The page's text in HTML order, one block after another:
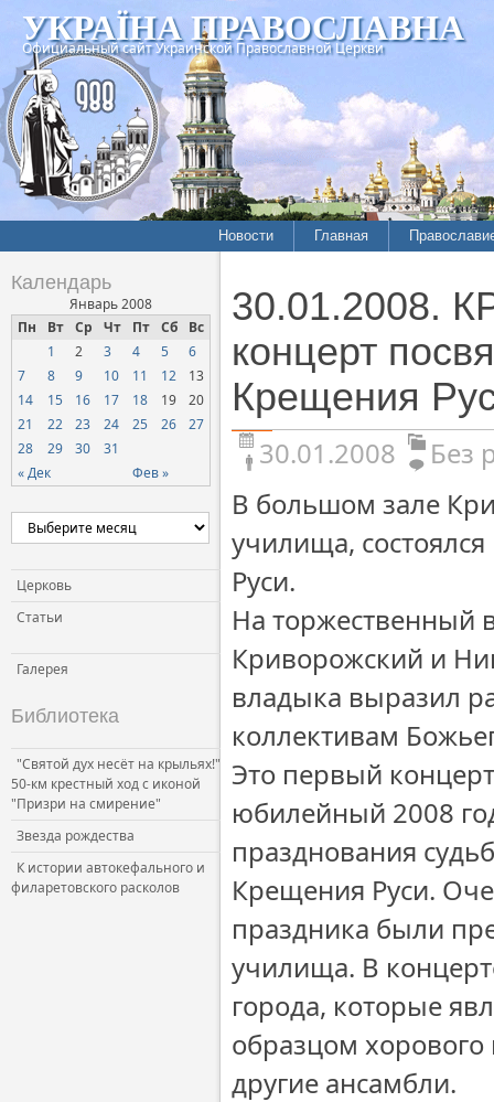
УКРАЇНА ПРАВОСЛАВНА
Официальный сайт Украинской Православной Церкви
Новости Главная
Календарь
Январь 2008
Пн
Вт Ср Чт Пт Сб Вс
« Дек Фев »
1 2 3 4 5
6
7
8 9 10 11 12
13
14
15 16 17 18 19
20
21
22 23 24 25 26
27
28
29 30 31
Церковь
Статьи
Галерея
Библиотека
"Святой дух несёт на крыльях!"
50-км крестный ход с иконой
"Призри на смирение"
Звезда рождества
К истории автокефального и
филаретовского расколов
30.01.2008.
концерт
Крещения
30.01.2008
Без
В большом зале
училища,
Руси.
На торжественный
Криворожский и
владыка выразил
коллективам
Это первый
юбилейный 2008
празднования
Крещения Руси.
праздника были
училища. В
города, которые
образцом
другие ансамбли.